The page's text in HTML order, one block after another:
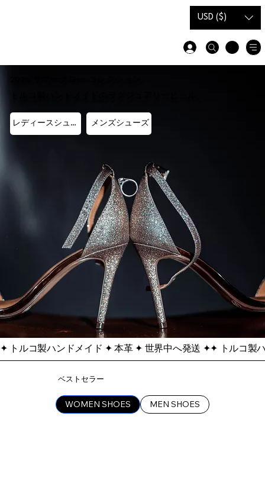
USD ($)
レディースシューズ メンズシューズ
✦ トルコ製ハンドメイド ✦ 本革 ✦ 世界中へ発送 ✦
ベストセラー
WOMEN SHOES MEN SHOES